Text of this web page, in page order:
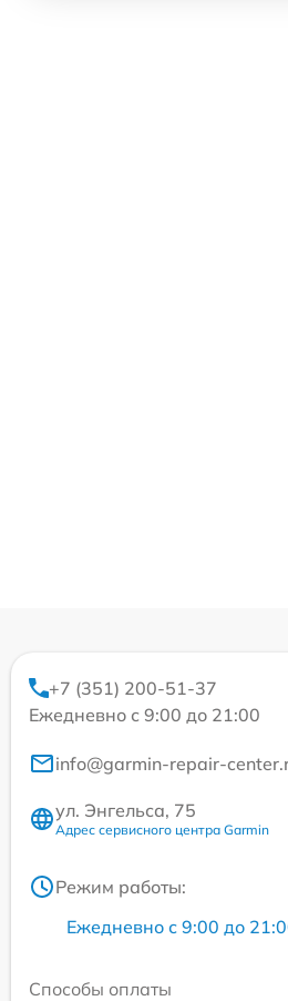
+7 (351) 200-51-37
Ежедневно с 9:00 до 21:00
info@garmin-repair-
ул. Энгельса, 75
Адрес сервисного центра Garmin
Режим работы:
Ежедневно с 9:00 до
Способы оплаты